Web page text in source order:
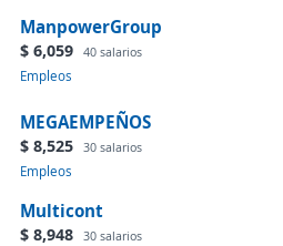
ManpowerGroup
$ 6,059 40 salarios
Empleos
MEGAEMPEÑOS
$ 8,525 30 salarios
Empleos
Multicont
$ 8,948 30 salarios